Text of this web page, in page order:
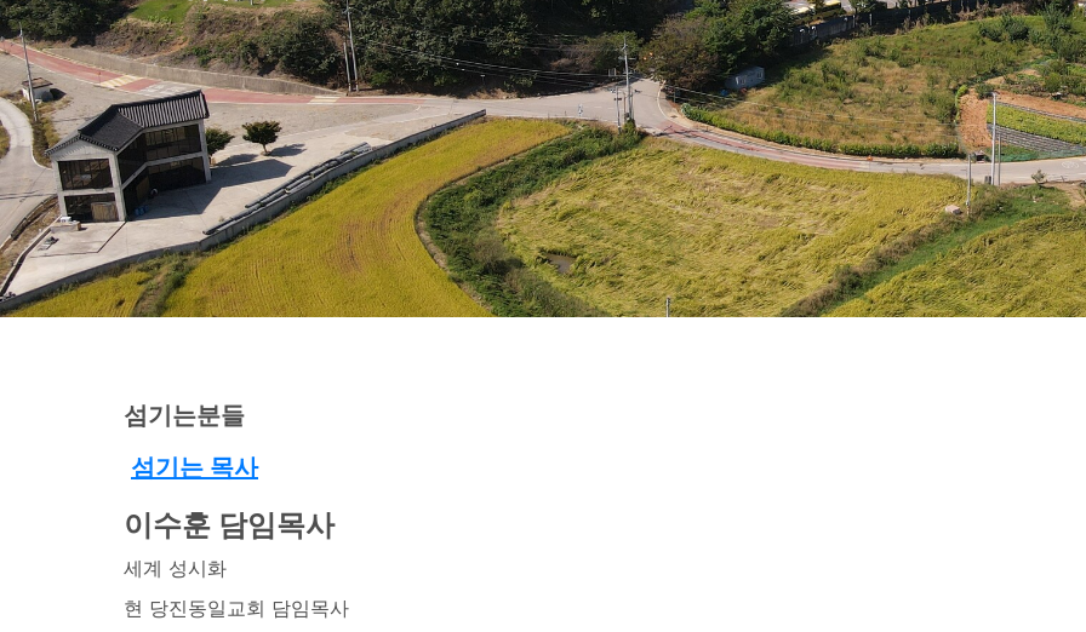
섬기는분들
섬기는 목사
이수훈 담임목사
세계 성시화
현 당진동일교회 담임목사